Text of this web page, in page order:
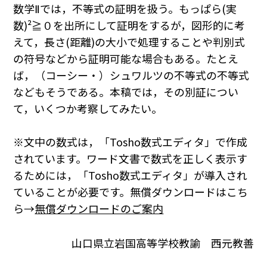
数学Ⅱでは，不等式の証明を扱う。もっぱら(実
数)²≧０を出所にして証明をするが，図形的に考
えて，長さ(距離)の大小で処理することや判別式
の符号などから証明可能な場合もある。たとえ
ば，（コーシー・）シュワルツの不等式の不等式
などもそうである。本稿では，その別証につい
て，いくつか考察してみたい。
※文中の数式は，「Tosho数式エディタ」で作成
されています。ワード文書で数式を正しく表示す
るためには，「Tosho数式エディタ」が導入され
ていることが必要です。無償ダウンロードはこち
ら→無償ダウンロードのご案内
山口県立岩国高等学校教諭 西元教善